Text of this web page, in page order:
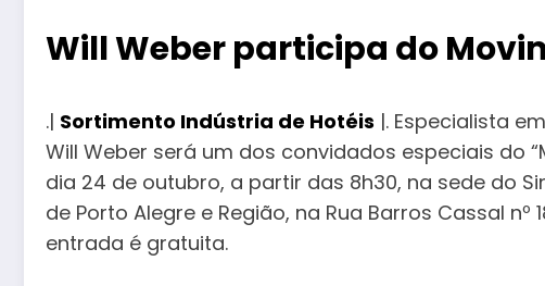
Will Weber participa do
.| Sortimento Indústria de Hotéis |. Especialista
Will Weber será um dos convidados especiais do
dia 24 de outubro, a partir das 8h30, na sede do
de Porto Alegre e Região, na Rua Barros Cassal nº
entrada é gratuita.